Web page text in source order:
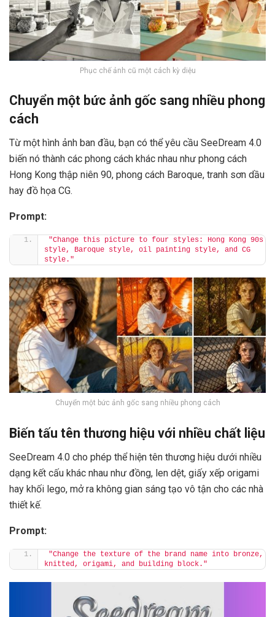
Phục chế ảnh cũ một cách kỳ diệu
Chuyển một bức ảnh gốc sang nhiều phong
cách
Từ một hình ảnh ban đầu, bạn có thể yêu cầu SeeDream 4.0
biến nó thành các phong cách khác nhau như phong cách
Hong Kong thập niên 90, phong cách Baroque, tranh sơn dầu
hay đồ họa CG.
Prompt:
"Change this picture to four styles: Hong Kong 90s
style, Baroque style, oil painting style, and CG
style."
Chuyển một bức ảnh gốc sang nhiều phong cách
Biến tấu tên thương hiệu với nhiều chất liệu
SeeDream 4.0 cho phép thể hiện tên thương hiệu dưới nhiều
dạng kết cấu khác nhau như đồng, len dệt, giấy xếp origami
hay khối lego, mở ra không gian sáng tạo vô tận cho các nhà
thiết kế.
Prompt:
"Change the texture of the brand name into bronze,
knitted, origami, and building block."